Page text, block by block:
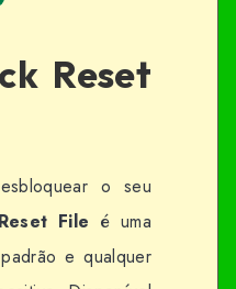
Reset
o seu
File é uma
e qualquer